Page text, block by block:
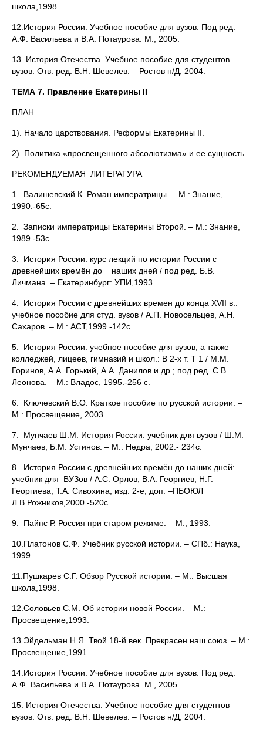
школа,1998.
12.История России. Учебное пособие для вузов. Под ред.
А.Ф. Васильева и В.А. Потаурова. М., 2005.
13. История Отечества. Учебное пособие для студентов
вузов. Отв. ред. В.Н. Шевелев. – Ростов н/Д, 2004.
ТЕМА 7. Правление Екатерины II
ПЛАН
1). Начало царствования. Реформы Екатерины II.
2). Политика «просвещенного абсолютизма» и ее сущность.
РЕКОМЕНДУЕМАЯ ЛИТЕРАТУРА
1. Валишевский К. Роман императрицы. – М.: Знание,
1990.-65с.
2. Записки императрицы Екатерины Второй. – М.: Знание,
1989.-53с.
3. История России: курс лекций по истории России с
древнейших времён до наших дней / под ред. Б.В.
Личмана. – Екатеринбург: УПИ,1993.
4. История России с древнейших времен до конца XVII в.:
учебное пособие для студ. вузов / А.П. Новосельцев, А.Н.
Сахаров. – М.: АСТ,1999.-142с.
5. История России: учебное пособие для вузов, а также
колледжей, лицеев, гимназий и школ.: В 2-х т. Т 1 / М.М.
Горинов, А.А. Горький, А.А. Данилов и др.; под ред. С.В.
Леонова. – М.: Владос, 1995.-256 с.
6. Ключевский В.О. Краткое пособие по русской истории. –
М.: Просвещение, 2003.
7. Мунчаев Ш.М. История России: учебник для вузов / Ш.М.
Мунчаев, Б.М. Устинов. – М.: Недра, 2002.- 234с.
8. История России с древнейших времён до наших дней:
учебник для ВУЗов / А.С. Орлов, В.А. Георгиев, Н.Г.
Георгиева, Т.А. Сивохина; изд. 2-е, доп: –ПБОЮЛ
Л.В.Рожников,2000.-520с.
9. Пайпс Р. Россия при старом режиме. – М., 1993.
10.Платонов С.Ф. Учебник русской истории. – СПб.: Наука,
1999.
11.Пушкарев С.Г. Обзор Русской истории. – М.: Высшая
школа,1998.
12.Соловьев С.М. Об истории новой России. – М.:
Просвещение,1993.
13.Эйдельман Н.Я. Твой 18-й век. Прекрасен наш союз. – М.:
Просвещение,1991.
14.История России. Учебное пособие для вузов. Под ред.
А.Ф. Васильева и В.А. Потаурова. М., 2005.
15. История Отечества. Учебное пособие для студентов
вузов. Отв. ред. В.Н. Шевелев. – Ростов н/Д, 2004.